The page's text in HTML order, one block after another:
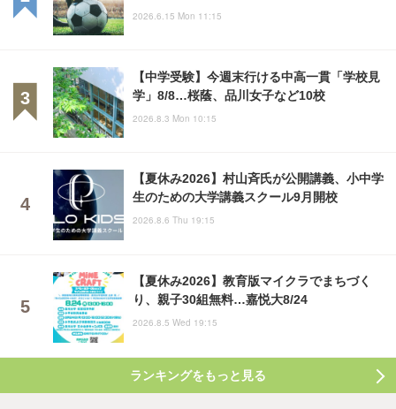
2026.6.15 Mon 11:15
【中学受験】今週末行ける中高一貫「学校見
学」8/8…桜蔭、品川女子など10校
2026.8.3 Mon 10:15
【夏休み2026】村山斉氏が公開講義、小中学
生のための大学講義スクール9月開校
2026.8.6 Thu 19:15
【夏休み2026】教育版マイクラでまちづく
り、親子30組無料…嘉悦大8/24
2026.8.5 Wed 19:15
ランキングをもっと見る